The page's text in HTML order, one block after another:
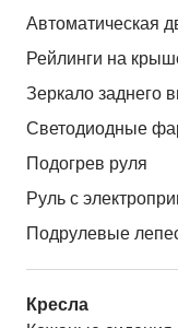
Автоматическая
Рейлинги на
Зеркало заднего
Светодиодные
Подогрев руля
Руль с
Подрулевые
Кресла